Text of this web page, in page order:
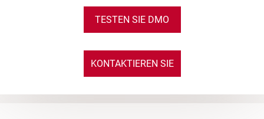
TESTEN SIE DMO
KONTAKTIEREN SIE